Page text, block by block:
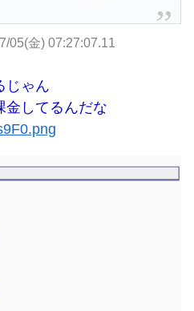
05(金) 07:27:07.11
じゃん
金してるんだな